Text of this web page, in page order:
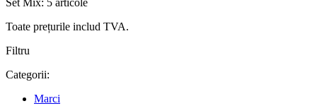
Toate prețurile includ TVA.
Filtru
Categorii:
Marci